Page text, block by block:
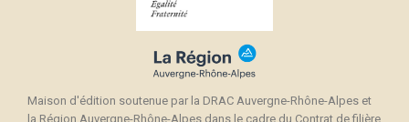
Maison d'édition soutenue par la DRAC Auvergne-Rhône-Alpes et
la Région Auvergne-Rhône-Alpes dans le cadre du Contrat de filière